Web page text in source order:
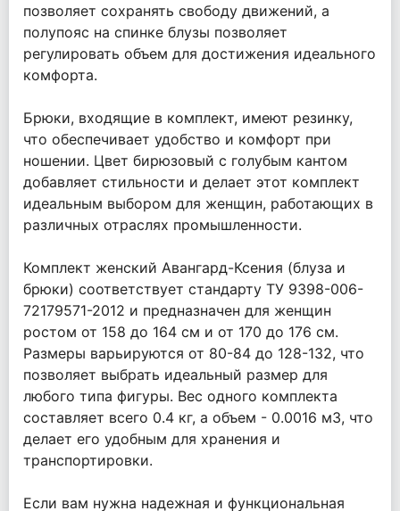
позволяет сохранять свободу движений, а
полупояс на спинке блузы позволяет
регулировать объем для достижения идеального
комфорта.
Брюки, входящие в комплект, имеют резинку,
что обеспечивает удобство и комфорт при
ношении. Цвет бирюзовый с голубым кантом
добавляет стильности и делает этот комплект
идеальным выбором для женщин, работающих в
различных отраслях промышленности.
Комплект женский Авангард-Ксения (блуза и
брюки) соответствует стандарту ТУ 9398-006-
72179571-2012 и предназначен для женщин
ростом от 158 до 164 см и от 170 до 176 см.
Размеры варьируются от 80-84 до 128-132, что
позволяет выбрать идеальный размер для
любого типа фигуры. Вес одного комплекта
составляет всего 0.4 кг, а объем - 0.0016 м3, что
делает его удобным для хранения и
транспортировки.
Если вам нужна надежная и функциональная